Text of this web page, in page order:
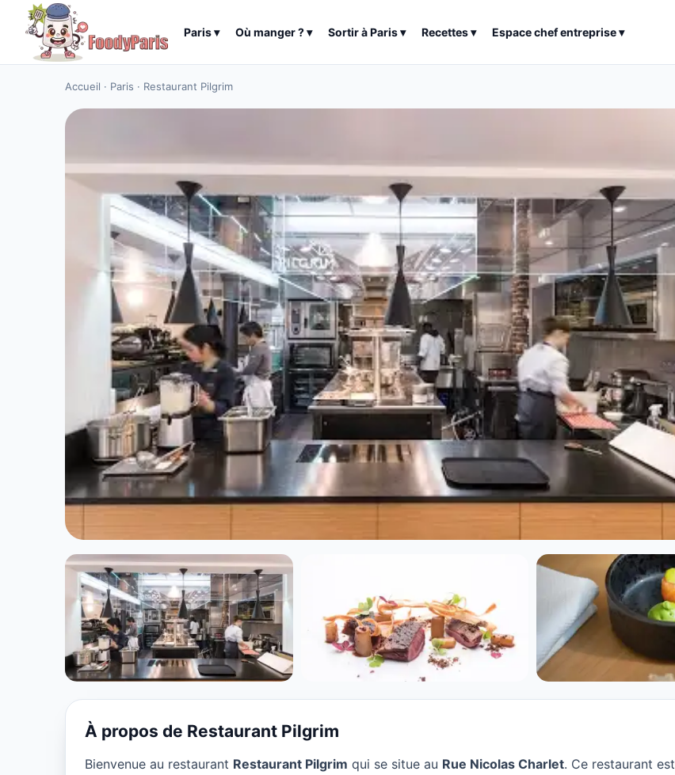
Paris▾ Où manger ?▾ Sortir àParis▾ Recettes▾ Espace chef entreprise▾
Accueil · Paris · Restaurant Pilgrim
CUISINE EUROPÉENNE
Restaurant Pilgrim à Paris
★ 4.7/5
À propos de Restaurant Pilgrim
Bienvenue au restaurant Restaurant Pilgrim qui se situe au Rue Nicolas Charlet. Ce restaurant est